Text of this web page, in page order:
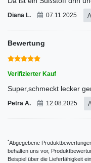
Diana L. 07.11.2025
Bewertung
Verifizierter Kauf
Super,schmeckt lecker
Petra A. 12.08.2025
*Abgegebene
behalten uns vor,
Beispiel über die Lieferfähigkeit